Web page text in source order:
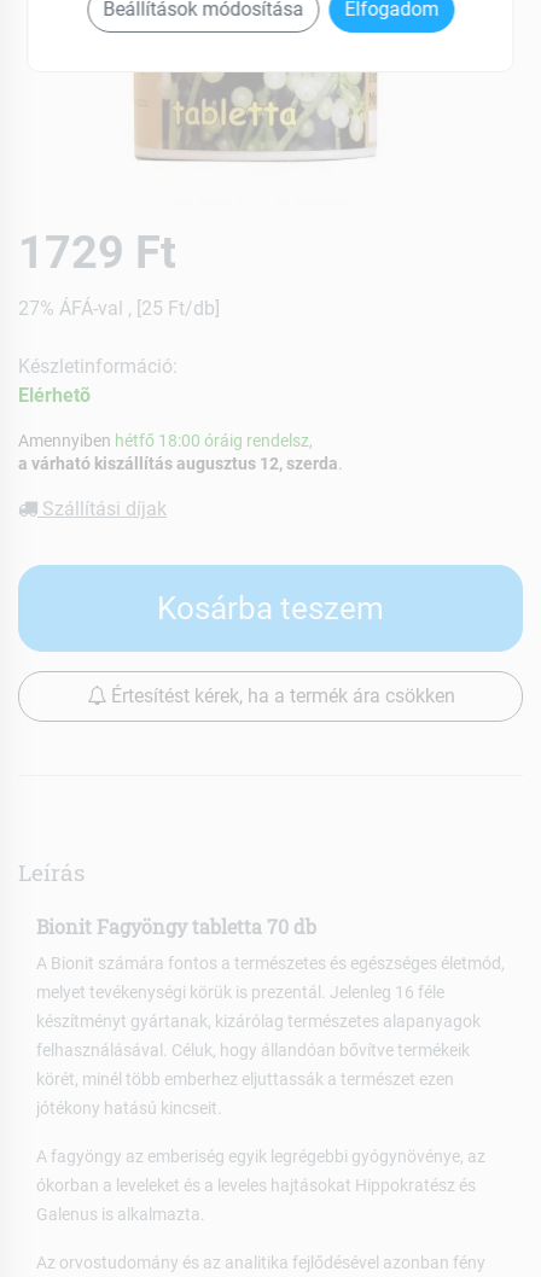
1729 Ft
27% ÁFÁ-val , [25 Ft/db]
Készletinformáció:
Elérhetõ
Amennyiben hétfő 18:00 óráig rendelsz,
a várható kiszállítás augusztus 12, szerda
Szállítási díjak
Kosárba teszem
Értesítést kérek, ha a termék ára csökken
Leírás
Bionit Fagyöngy tabletta 70 db
A Bionit számára fontos a természetes és egészséges életmód,
melyet tevékenységi körük is prezentál. Jelenleg 16 féle
készítményt gyártanak, kizárólag természetes alapanyagok
felhasználásával. Céluk, hogy állandóan bővítve termékeik
körét, minél több emberhez eljuttassák a természet ezen
jótékony hatású kincseit.
A fagyöngy az emberiség egyik legrégebbi gyógynövénye, az
ókorban a leveleket és a leveles hajtásokat Hippokratész és
Galenus is alkalmazta.
Az orvostudomány és az analitika fejlődésével azonban fény
Beállítások módosítása Elfogadom